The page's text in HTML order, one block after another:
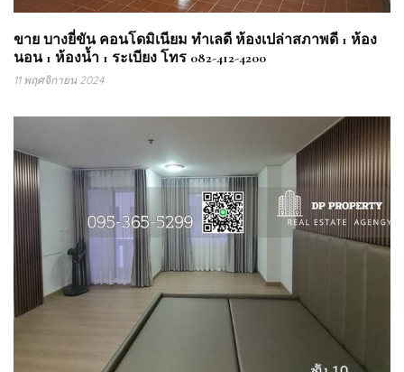
ขาย บางยี่ขัน คอนโดมิเนียม ทำเลดี ห้องเปล่าสภาพดี 1 ห้อง
นอน 1 ห้องน้ำ 1 ระเบียง โทร 082-412-4200
11 พฤศจิกายน 2024